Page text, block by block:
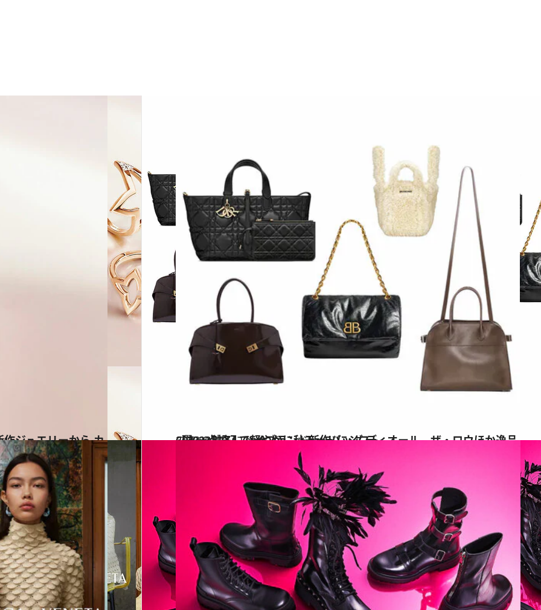
2023.9.12
【2023秋冬】ハイブランド新作バッグ ディオール、ザ・ロウほか逸品6選 一点投入で軽やかに秋モードにシフト
コミック ＆ エッセイ